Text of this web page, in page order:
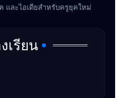
และไอเดียสำหรับครูยุคใหม่
เรียน